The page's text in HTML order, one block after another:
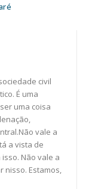
civil
É uma
uma coisa
vale a
a vista de
Não vale a
nisso. Estamos,